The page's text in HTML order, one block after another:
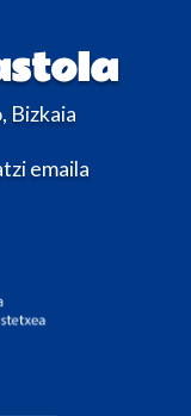
Bizkaia
emaila